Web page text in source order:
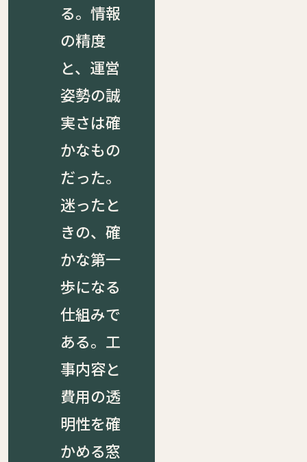
る。情報
の精度
と、運営
姿勢の誠
実さは確
かなもの
だった。
迷ったと
きの、確
かな第一
歩になる
仕組みで
ある。工
事内容と
費用の透
明性を確
かめる窓